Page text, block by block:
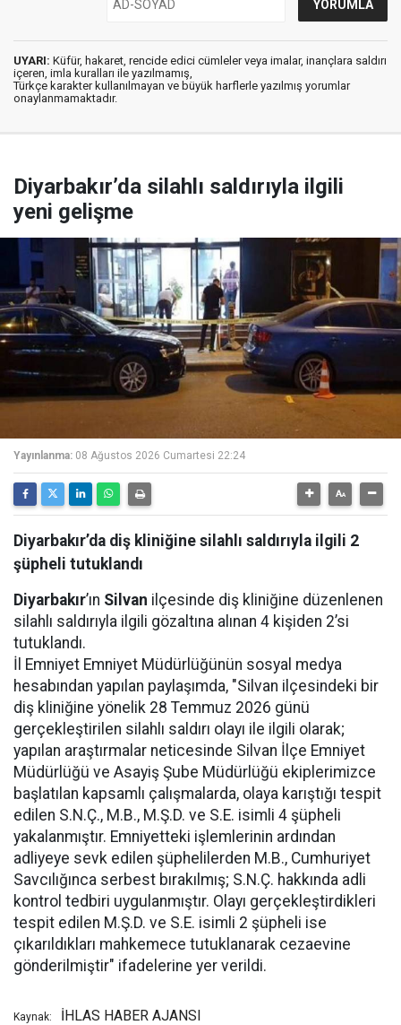
UYARI: Küfür, hakaret, rencide edici cümleler veya imalar, inançlara saldırı
içeren, imla kuralları ile yazılmamış,
Türkçe karakter kullanılmayan ve büyük harflerle yazılmış yorumlar
onaylanmamaktadır.
Diyarbakır’da silahlı saldırıyla ilgili
yeni gelişme
Yayınlanma: 08 Ağustos 2026 Cumartesi 22:24
Diyarbakır’da diş kliniğine silahlı saldırıyla ilgili 2
şüpheli tutuklandı
Diyarbakır’ın Silvan ilçesinde diş kliniğine düzenlenen
silahlı saldırıyla ilgili gözaltına alınan 4 kişiden 2’si
tutuklandı.
İl Emniyet Emniyet Müdürlüğünün sosyal medya
hesabından yapılan paylaşımda, "Silvan ilçesindeki bir
diş kliniğine yönelik 28 Temmuz 2026 günü
gerçekleştirilen silahlı saldırı olayı ile ilgili olarak;
yapılan araştırmalar neticesinde Silvan İlçe Emniyet
Müdürlüğü ve Asayiş Şube Müdürlüğü ekiplerimizce
başlatılan kapsamlı çalışmalarda, olaya karıştığı tespit
edilen S.N.Ç., M.B., M.Ş.D. ve S.E. isimli 4 şüpheli
yakalanmıştır. Emniyetteki işlemlerinin ardından
adliyeye sevk edilen şüphelilerden M.B., Cumhuriyet
Savcılığınca serbest bırakılmış; S.N.Ç. hakkında adli
kontrol tedbiri uygulanmıştır. Olayı gerçekleştirdikleri
tespit edilen M.Ş.D. ve S.E. isimli 2 şüpheli ise
çıkarıldıkları mahkemece tutuklanarak cezaevine
gönderilmiştir" ifadelerine yer verildi.
Kaynak: İHLAS HABER AJANSI